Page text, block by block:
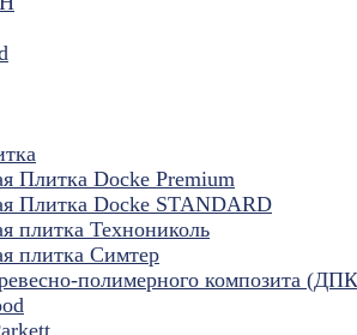
Плитка Docke Premium
Плитка Docke STANDARD
плитка Технониколь
плитка Симтер
полимерного композита